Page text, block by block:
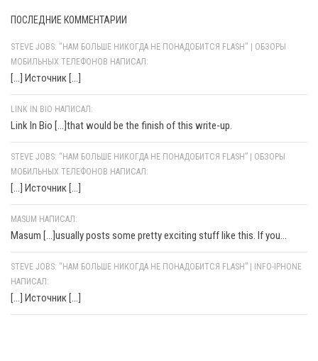
ПОСЛЕДНИЕ КОММЕНТАРИИ
STEVE JOBS: "НАМ БОЛЬШЕ НИКОГДА НЕ ПОНАДОБИТСЯ FLASH" | ОБЗОРЫ
МОБИЛЬНЫХ ТЕЛЕФОНОВ НАПИСАЛ:
[…] Источник […]
LINK IN BIO НАПИСАЛ:
Link In Bio [...]that would be the finish of this write-up.
STEVE JOBS: “НАМ БОЛЬШЕ НИКОГДА НЕ ПОНАДОБИТСЯ FLASH” | ОБЗОРЫ
МОБИЛЬНЫХ ТЕЛЕФОНОВ НАПИСАЛ:
[…] Источник […]
MASUM НАПИСАЛ:
Masum [...]usually posts some pretty exciting stuff like this. If you...
STEVE JOBS: “НАМ БОЛЬШЕ НИКОГДА НЕ ПОНАДОБИТСЯ FLASH” | INFO-IPHONE
НАПИСАЛ:
[…] Источник […]